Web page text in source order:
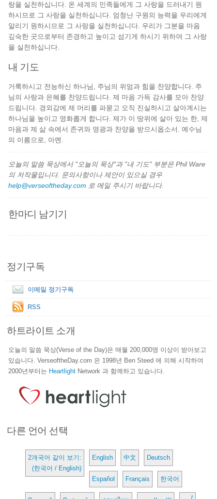
랑을 실천하십니다. 온 세계의 민족들에게 그 사랑을 드러내기 원
하시므로 그 사랑을 실천하십니다. 엄청난 구원의 능력을 우리에게
알리기 원하시므로 그 사랑을 실천하십니다. 우리가 그분을 마음
깊숙한 곳으로부터 존경하고 높이고 섬기게 하시기 위하여 그 사랑
을 실천하십니다.
내 기도
거룩하시고 전능하신 하나님, 주님의 위엄과 힘을 찬양합니다. 주
님의 사랑과 은혜를 찬양드립니다. 제 마음 가득 감사를 모아 찬양
드립니다. 경외감에 제 머리를 파묻고 오직 진실하시고 살아계시는
하나님을 높이고 영화롭게 합니다. 제가 이 땅위에 살아 있는 한, 제
마음과 제 삶 속에서 존귀와 영광과 찬양을 받으시옵소서. 예수님
의 이름으로, 아멘.
오늘의 말씀 묵상에서 "오늘의 묵상"과 "내 기도" 부분은 Phil Ware
의 저작물입니다. 문의사항이나 제안이 있으실 경우
help@verseoftheday.com 로 메일 주시기 바랍니다.
한마디 남기기
정기구독
이메일 정기구독
RSS
하트라이트 소개
오늘의 말씀 묵상(Verse of the Day)은 매월 200,000명 이상이 받아보고
있습니다. VerseoftheDay.com 은 1998년 Ben Steed 에 의해 시작하여
2000년부터는 Heartlight Network 과 함께하고 있습니다.
다른 언어 선택
2개국어 같이 보기:
(한국어 / English)
English 中文 Deutsch
Español Français 한국어